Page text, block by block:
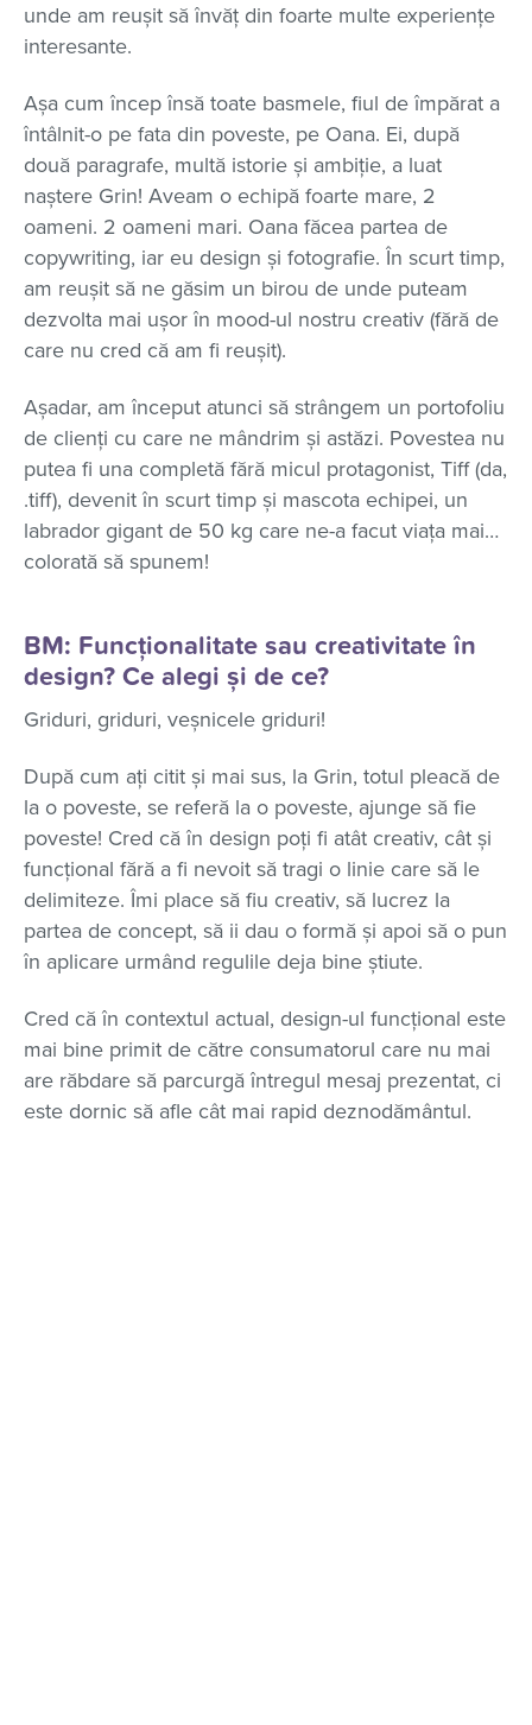
unde am reușit să învăț din foarte multe experiențe
interesante.
Așa cum încep însă toate basmele, fiul de împărat a
întâlnit-o pe fata din poveste, pe Oana. Ei, după
două paragrafe, multă istorie și ambiție, a luat
naștere Grin! Aveam o echipă foarte mare, 2
oameni. 2 oameni mari. Oana făcea partea de
copywriting, iar eu design și fotografie. În scurt timp,
am reușit să ne găsim un birou de unde puteam
dezvolta mai ușor în mood-ul nostru creativ (fără de
care nu cred că am fi reușit).
Așadar, am început atunci să strângem un portofoliu
de clienți cu care ne mândrim și astăzi. Povestea nu
putea fi una completă fără micul protagonist, Tiff (da,
.tiff), devenit în scurt timp și mascota echipei, un
labrador gigant de 50 kg care ne-a facut viața mai…
colorată să spunem!
BM: Funcționalitate sau creativitate în
design? Ce alegi și de ce?
Griduri, griduri, veșnicele griduri!
După cum ați citit și mai sus, la Grin, totul pleacă de
la o poveste, se referă la o poveste, ajunge să fie
poveste! Cred că în design poți fi atât creativ, cât și
funcțional fără a fi nevoit să tragi o linie care să le
delimiteze. Îmi place să fiu creativ, să lucrez la
partea de concept, să ii dau o formă și apoi să o pun
în aplicare urmând regulile deja bine știute.
Cred că în contextul actual, design-ul funcțional este
mai bine primit de către consumatorul care nu mai
are răbdare să parcurgă întregul mesaj prezentat, ci
este dornic să afle cât mai rapid deznodământul.